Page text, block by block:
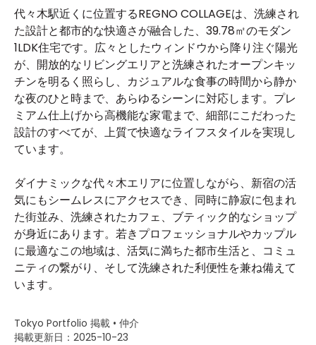
代々木駅近くに位置するREGNO COLLAGEは、洗練され
た設計と都市的な快適さが融合した、39.78㎡のモダン
1LDK住宅です。広々としたウィンドウから降り注ぐ陽光
が、開放的なリビングエリアと洗練されたオープンキッ
チンを明るく照らし、カジュアルな食事の時間から静か
な夜のひと時まで、あらゆるシーンに対応します。プレ
ミアム仕上げから高機能な家電まで、細部にこだわった
設計のすべてが、上質で快適なライフスタイルを実現し
ています。
ダイナミックな代々木エリアに位置しながら、新宿の活
気にもシームレスにアクセスでき、同時に静寂に包まれ
た街並み、洗練されたカフェ、ブティック的なショップ
が身近にあります。若きプロフェッショナルやカップル
に最適なこの地域は、活気に満ちた都市生活と、コミュ
ニティの繋がり、そして洗練された利便性を兼ね備えて
います。
Tokyo Portfolio 掲載 • 仲介
掲載更新日：2025-10-23